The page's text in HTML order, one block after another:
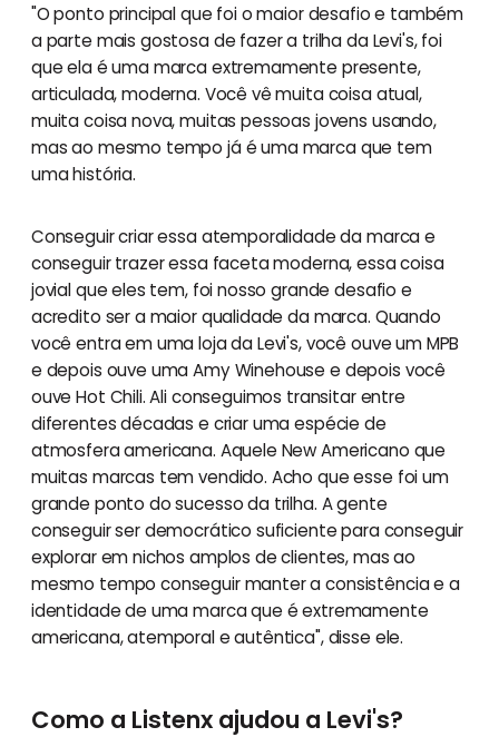
"O ponto principal que foi o maior desafio e também
a parte mais gostosa de fazer a trilha da Levi's, foi
que ela é uma marca extremamente presente,
articulada, moderna. Você vê muita coisa atual,
muita coisa nova, muitas pessoas jovens usando,
mas ao mesmo tempo já é uma marca que tem
uma história.
Conseguir criar essa atemporalidade da marca e
conseguir trazer essa faceta moderna, essa coisa
jovial que eles tem, foi nosso grande desafio e
acredito ser a maior qualidade da marca. Quando
você entra em uma loja da Levi's, você ouve um MPB
e depois ouve uma Amy Winehouse e depois você
ouve Hot Chili. Ali conseguimos transitar entre
diferentes décadas e criar uma espécie de
atmosfera americana. Aquele New Americano que
muitas marcas tem vendido. Acho que esse foi um
grande ponto do sucesso da trilha. A gente
conseguir ser democrático suficiente para conseguir
explorar em nichos amplos de clientes, mas ao
mesmo tempo conseguir manter a consistência e a
identidade de uma marca que é extremamente
americana, atemporal e autêntica", disse ele.
Como a Listenx ajudou a Levi's?